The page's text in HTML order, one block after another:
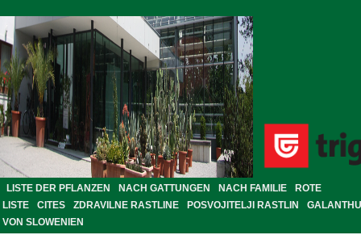
LISTE DER PFLANZEN NACH GATTUNGEN NACH FAMILIE
ROTE
LISTE
CITES ZDRAVILNE RASTLINE POSVOJITELJI RASTLIN
VON SLOWENIEN